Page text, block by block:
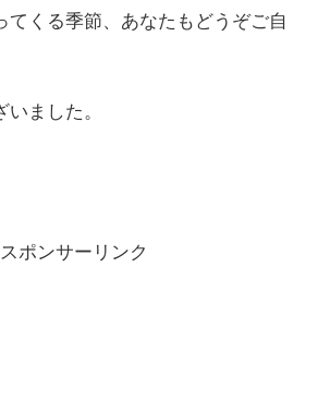
てくる季節、あなたもどうぞご自
ました。
スポンサーリンク